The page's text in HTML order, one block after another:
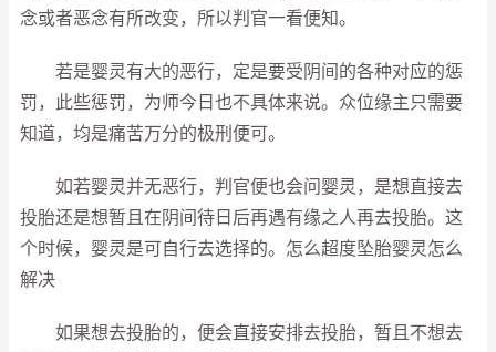
念或者恶念有所改变，所以判官一看便知。
若是婴灵有大的恶行，定是要受阴间的各种对应的惩
罚，此些惩罚，为师今日也不具体来说。众位缘主只需要
知道，均是痛苦万分的极刑便可。
如若婴灵并无恶行，判官便也会问婴灵，是想直接去
投胎还是想暂且在阴间待日后再遇有缘之人再去投胎。这
个时候，婴灵是可自行去选择的。怎么超度坠胎婴灵怎么
解决
如果想去投胎的，便会直接安排去投胎，暂且不想去